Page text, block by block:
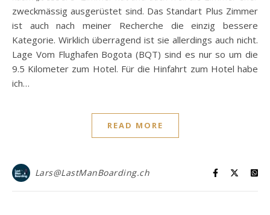
zweckmässig ausgerüstet sind. Das Standart Plus Zimmer
ist auch nach meiner Recherche die einzig bessere
Kategorie. Wirklich überragend ist sie allerdings auch nicht.
Lage Vom Flughafen Bogota (BQT) sind es nur so um die
9.5 Kilometer zum Hotel. Für die Hinfahrt zum Hotel habe
ich…
READ MORE
Lars@LastManBoarding.ch